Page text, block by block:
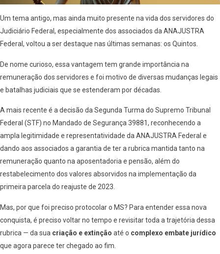
Um tema antigo, mas ainda muito presente na vida dos servidores do
Judiciário Federal, especialmente dos associados da ANAJUSTRA
Federal, voltou a ser destaque nas últimas semanas: os Quintos.
De nome curioso, essa vantagem tem grande importância na
remuneração dos servidores e foi motivo de diversas mudanças legais
e batalhas judiciais que se estenderam por décadas.
A mais recente é a decisão da Segunda Turma do Supremo Tribunal
Federal (STF) no Mandado de Segurança 39881, reconhecendo a
ampla legitimidade e representatividade da ANAJUSTRA Federal e
dando aos associados a garantia de ter a rubrica mantida tanto na
remuneração quanto na aposentadoria e pensão, além do
restabelecimento dos valores absorvidos na implementação da
primeira parcela do reajuste de 2023.
Mas, por que foi preciso protocolar o MS? Para entender essa nova
conquista, é preciso voltar no tempo e revisitar toda a trajetória dessa
rubrica — da sua criação e extinção até o complexo embate jurídico
que agora parece ter chegado ao fim.